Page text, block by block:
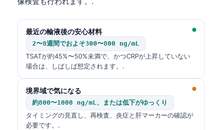
最近の輸液後の安心材料
2〜8週間でおよそ300〜800 ng/mL
TSATが約45%〜50%未満で、かつCRPが上昇していない
場合は、しばしば想定されます。.
境界域で気になる
約800〜1000 ng/mL、または低下がゆっくり
タイミングの見直し、再検査、炎症と肝マーカーの確認が
必要です。.
ພາສາລາວ
Basa Jawa
Cebuano
ئۇيغۇرچە
Кыргызча
Татар теле
Беларуская мова
Esperanto